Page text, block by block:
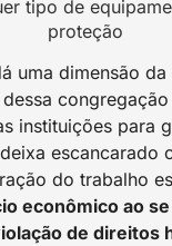
tipo de
proteção
uma dimensão
instituições para
escancarado
do trabalho
econômico ao
de direitos